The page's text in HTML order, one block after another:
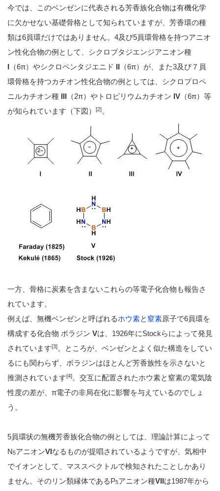
今では、このベンゼンに代表される芳香族化合物は有機化学
に欠かせない基礎骨格として知られていますが、芳香環の種
類は6員環だけではありません。4及び5員環骨格を持つアニオ
ン性化合物の例として、シクロブタジエンジアニオン種
I （6π）やシクロペンタジエニド II （6π）が、また3及び７員
環骨格を持つカチオン性化合物の例としては、シクロプロペ
ニルカチオン種 III （2π）やトロピリウムカチオン IV （6π）等
が知られています（下図）
[2]。
一方、骨格に炭素を含まないこれらの等電子化合物も報告さ
れています。
例えば、無機ベンゼンと呼ばれるホウ素と 窒素原子で6員環を
構成する化合物 ボラジン Vは、1926年にStockらによって発見
されています[3]。ところが、ベンゼンとよく似た構造をしてい
るにも関わらず、ボラジンはほとんど芳香族性を示さないと
推測されています[4]。交互に配置されたホウ素と窒素の電気陰
性度の差が、π電子の非局在化に影響を与えているのでしょ
う。
5員環状の無機芳香族化合物の例としては、理論計算によって
N5アニオンVIなるものが提唱されているようですが、気相中
でイオンとして、マススペクトルで検知されたことしかあり
ません。そのリン類縁体であるP5アニオン種VIIは1987年から